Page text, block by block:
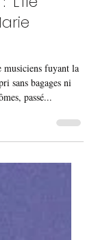
de
fuyant la
passé...